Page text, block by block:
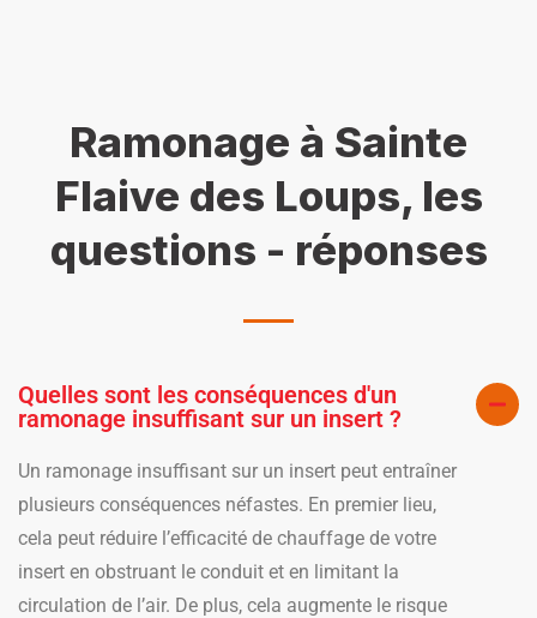
Ramonage à Sainte
Flaive des Loups, les
questions - réponses
Quelles sont les conséquences d'un
ramonage insuffisant sur un insert ?
Un ramonage insuffisant sur un insert peut entraîner
plusieurs conséquences néfastes. En premier lieu,
cela peut réduire l’efficacité de chauffage de votre
insert en obstruant le conduit et en limitant la
circulation de l’air. De plus, cela augmente le risque